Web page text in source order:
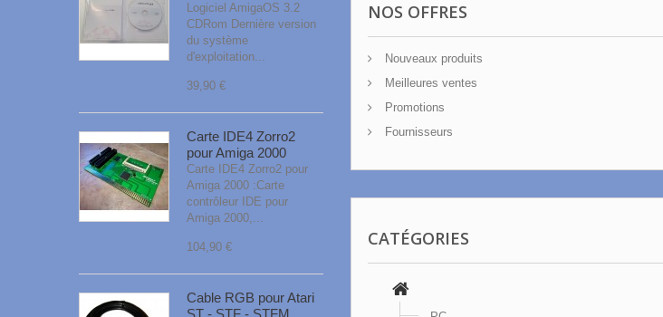
Logiciel AmigaOS 3.2
CDRom Dernière version
du système
d'exploitation...
39,90 €
Carte IDE4 Zorro2
pour Amiga 2000
Carte IDE4 Zorro2 pour
Amiga 2000 :Carte
contrôleur IDE pour
Amiga 2000,...
104,90 €
Cable RGB pour Atari
ST - STF - STFM
NOS OFFRES
Nouveaux produits
Meilleures ventes
Promotions
Fournisseurs
CATÉGORIES